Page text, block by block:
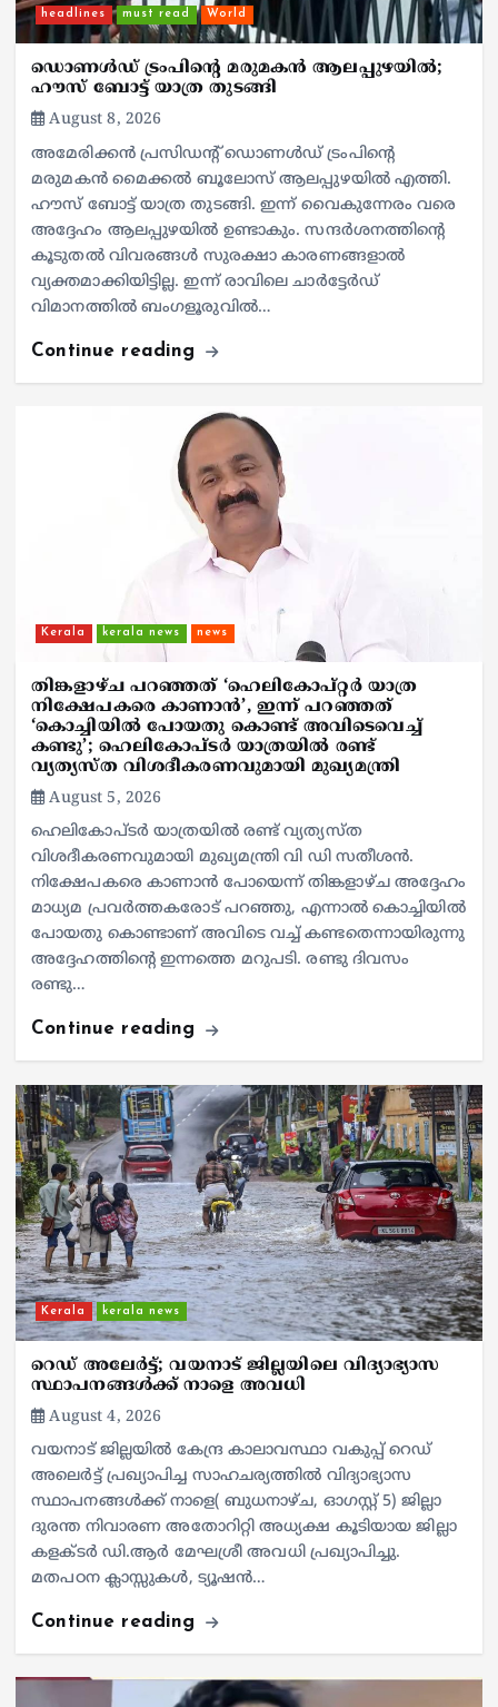
headlines must read World
ഡൊണൾഡ് ട്രംപിന്റെ മരുമകന്‍ ആലപ്പുഴയില്‍;
ഹൗസ് ബോട്ട് യാത്ര തുടങ്ങി
August 8, 2026
അമേരിക്കൻ പ്രസിഡന്റ് ഡൊണൾഡ് ട്രംപിന്റെ
മരുമകന്‍ മൈക്കൽ ബൂലോസ് ആലപ്പുഴയില്‍ എത്തി.
ഹൗസ് ബോട്ട് യാത്ര തുടങ്ങി. ഇന്ന് വൈകുന്നേരം വരെ
അദ്ദേഹം ആലപ്പുഴയിൽ ഉണ്ടാകും. സന്ദർശനത്തിന്റെ
കൂടുതൽ വിവരങ്ങൾ സുരക്ഷാ കാരണങ്ങളാൽ
വ്യക്തമാക്കിയിട്ടില്ല. ഇന്ന് രാവിലെ ചാർട്ടേർഡ്
വിമാനത്തിൽ ബംഗളൂരുവിൽ…
Continue reading
Kerala kerala news news
തിങ്കളാഴ്ച പറഞ്ഞത് ‘ഹെലികോപ്റ്റർ യാത്ര
നിക്ഷേപകരെ കാണാൻ’, ഇന്ന് പറഞ്ഞത്
‘കൊച്ചിയിൽ പോയതു കൊണ്ട് അവിടെവെച്ച്
കണ്ടു’; ഹെലികോപ്ടർ യാത്രയിൽ രണ്ട്
വ്യത്യസ്ത വിശദീകരണവുമായി മുഖ്യമന്ത്രി
August 5, 2026
ഹെലികോപ്ടർ യാത്രയിൽ രണ്ട് വ്യത്യസ്ത
വിശദീകരണവുമായി മുഖ്യമന്ത്രി വി ഡി സതീശൻ.
നിക്ഷേപകരെ കാണാൻ പോയെന്ന് തിങ്കളാഴ്ച അദ്ദേഹം
മാധ്യമ പ്രവർത്തകരോട് പറഞ്ഞു, എന്നാൽ കൊച്ചിയിൽ
പോയതു കൊണ്ടാണ് അവിടെ വച്ച് കണ്ടതെന്നായിരുന്നു
അദ്ദേഹത്തിന്റെ ഇന്നത്തെ മറുപടി. രണ്ടു ദിവസം
രണ്ടു…
Continue reading
Kerala kerala news
റെഡ് അലേർട്ട്; വയനാട് ജില്ലയിലെ വിദ്യാഭ്യാസ
സ്ഥാപനങ്ങൾക്ക് നാളെ അവധി
August 4, 2026
വയനാട് ജില്ലയിൽ കേന്ദ്ര കാലാവസ്ഥാ വകുപ്പ് റെഡ്
അലെർട്ട് പ്രഖ്യാപിച്ച സാഹചര്യത്തിൽ വിദ്യാഭ്യാസ
സ്ഥാപനങ്ങൾക്ക് നാളെ( ബുധനാഴ്ച, ഓഗസ്റ്റ് 5) ജില്ലാ
ദുരന്ത നിവാരണ അതോറിറ്റി അധ്യക്ഷ കൂടിയായ ജില്ലാ
കളക്ടർ ഡി.ആർ മേഘശ്രീ അവധി പ്രഖ്യാപിച്ചു.
മതപഠന ക്ലാസ്സുകൾ, ട്യൂഷൻ…
Continue reading